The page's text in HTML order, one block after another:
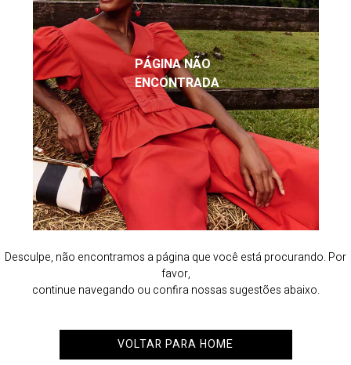
PÁGINA NÃO
ENCONTRADA
Desculpe, não encontramos a página que você está procurando. Por
favor,
continue navegando ou confira nossas sugestões abaixo.
VOLTAR PARA HOME